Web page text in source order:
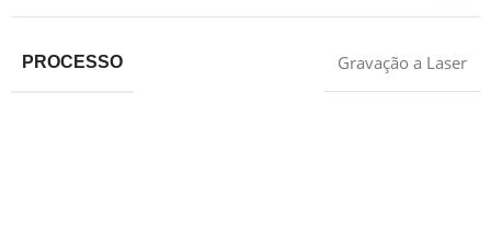
PROCESSO Gravação a Laser